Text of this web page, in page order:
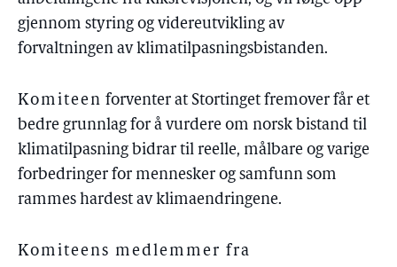
gjennom styring og videreutvikling av
forvaltningen av klimatilpasningsbistanden.
Komiteen forventer at Stortinget fremover får et
bedre grunnlag for å vurdere om norsk bistand til
klimatilpasning bidrar til reelle, målbare og varige
forbedringer for mennesker og samfunn som
rammes hardest av klimaendringene.
Komiteens medlemmer fra